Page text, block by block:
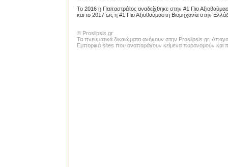
Το 2016 η Παπαστράτος αναδείχθηκε στην #1 Πιο
και το 2017 ως η #1 Πιο Αξιοθαύμαστη Βιομηχανία στην
© Proslipsis.gr
Τα πνευματικά δικαιώματα ανήκουν στην Proslipsis.gr.
Εμπορικά sites που αναπαράγουν κείμενα παρανομούν και